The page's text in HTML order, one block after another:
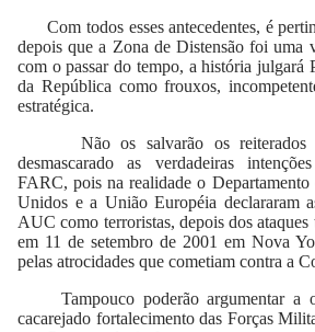
Com todos esses antecedentes, é
depois que a Zona de Distensão foi uma
com o passar do tempo, a história julgará
da República como frouxos,
estratégica.
Não os salvarão os reiterados
desmascarado as verdadeiras
FARC, pois na realidade o Departamento
Unidos e a União Européia declararam
AUC como terroristas, depois dos ataques
em 11 de setembro de 2001 em Nova
pelas atrocidades que cometiam contra a
Tampouco poderão argumentar a
cacarejado fortalecimento das Forças